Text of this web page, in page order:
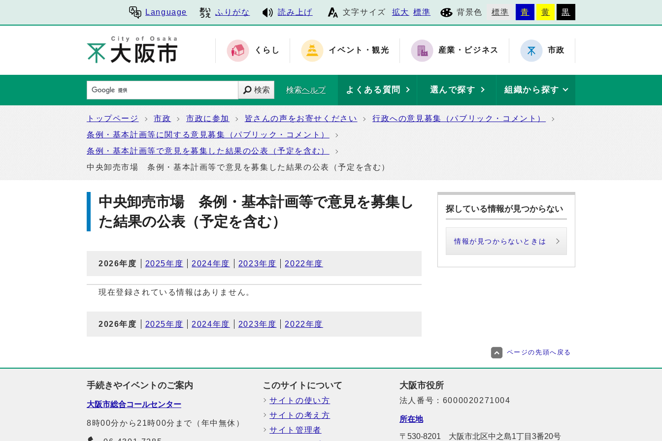
Language ふりがな 読み上げ 文字サイズ 拡大 標準 背景色 標準 青 黄 黒
くらし イベント・観光 産業・ビジネス 市政
検索 検索ヘルプ よくある質問 選んで探す 組織から探す
トップページ 市政 市政に参加 皆さんの声をお寄せください
行政への意見募集（パブリック・コメント）
条例・基本計画等に関する意見募集（パブリック・コメント）
条例・基本計画等で意見を募集した結果の公表（予定を含む）
中央卸売市場 条例・基本計画等で意見を募集した結果の公表（予定を含む）
中央卸売市場 条例・基本計画等で意見を募集し
た結果の公表（予定を含む）
2026年度 2025年度 2024年度 2023年度 2022年度
現在登録されている情報はありません。
2026年度 2025年度 2024年度 2023年度 2022年度
探している情報が見つからない
情報が見つからないときは
ページの先頭へ戻る
手続きやイベントのご案内
大阪市総合コールセンター
8時00分から21時00分まで（年中無休）
このサイトについて
サイトの使い方
サイトの考え方
サイト管理者
大阪市役所
法人番号：6000020271004
所在地
〒530-8201 大阪市北区中之島1丁目3番20号